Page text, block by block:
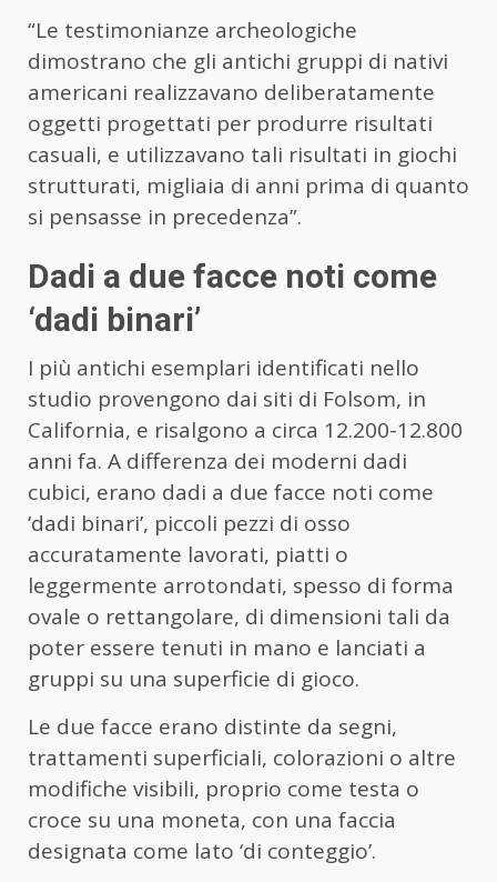
“Le testimonianze archeologiche
dimostrano che gli antichi gruppi di nativi
americani realizzavano deliberatamente
oggetti progettati per produrre risultati
casuali, e utilizzavano tali risultati in giochi
strutturati, migliaia di anni prima di quanto
si pensasse in precedenza”.
Dadi a due facce noti come
‘dadi binari’
I più antichi esemplari identificati nello
studio provengono dai siti di Folsom, in
California, e risalgono a circa 12.200-12.800
anni fa. A differenza dei moderni dadi
cubici, erano dadi a due facce noti come
‘dadi binari’, piccoli pezzi di osso
accuratamente lavorati, piatti o
leggermente arrotondati, spesso di forma
ovale o rettangolare, di dimensioni tali da
poter essere tenuti in mano e lanciati a
gruppi su una superficie di gioco.
Le due facce erano distinte da segni,
trattamenti superficiali, colorazioni o altre
modifiche visibili, proprio come testa o
croce su una moneta, con una faccia
designata come lato ‘di conteggio’.